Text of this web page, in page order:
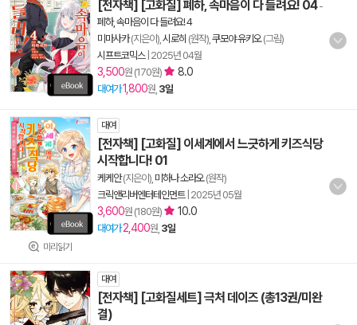
[전자책] [고화질] 폐하, 속마음이 다 들려요! 04-
폐하, 속마음이 다 들려요! 4
미마사카(지은이), 시로히 (원작), 쿠모야 유키오(그림)
시프트코믹스| 2025년 04월
3,500원 (170원) 8.0
대여가1,800원, 3일
미리읽기
대여
[전자책] [고화질] 이세계에서 느긋하게 키즈식당
시작합니다! 01
케케안(지은이), 미하나 소라오(원작)
크릭앤리버엔터테인먼트| 2025년 05월
3,600원 (180원) 10.0
대여가 2,400원, 3일
대여
[전자책] [고화질세트] 극처 데이즈 (총13권/미완
결)